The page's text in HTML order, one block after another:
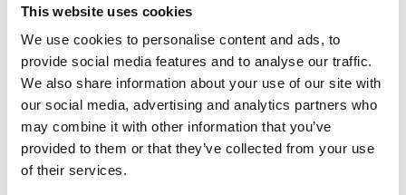
This website uses cookies
We use cookies to personalise content and ads, to
provide social media features and to analyse our traffic.
We also share information about your use of our site with
our social media, advertising and analytics partners who
may combine it with other information that you’ve
provided to them or that they’ve collected from your use
of their services.
An wen sollte ich
wenn ich Probleme
habe?
Ist es möglich,
eine Bestellung
zu stornieren?